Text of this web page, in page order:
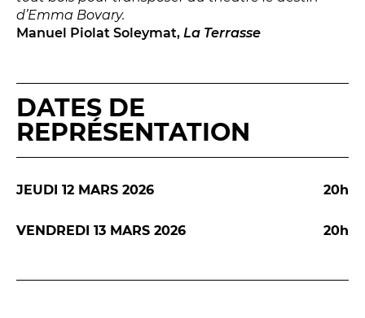
Les Spectacles itinérants
Moulins en scène
Visites
INFOS PRATIQUES
NOS SALLES
d’Emma Bovary.
Manuel Piolat Soleymat, La Terrasse
DATES DE
REPRÉSENTATION
JEUDI 12 MARS 2026 20h
VENDREDI 13 MARS 2026 20h